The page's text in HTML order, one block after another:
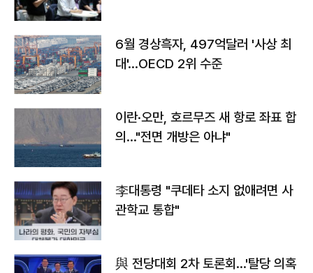
6월 경상흑자, 497억달러 '사상 최
대'…OECD 2위 수준
이란·오만, 호르무즈 새 항로 좌표 합
의…"전면 개방은 아냐"
李대통령 "쿠데타 소지 없애려면 사
관학교 통합"
與 전당대회 2차 토론회…'탈당 의혹